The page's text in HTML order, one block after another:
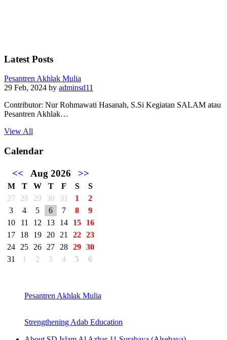
Latest Posts
Pesantren Akhlak Mulia
29 Feb, 2024 by adminsd11
Contributor: Nur Rohmawati Hasanah, S.Si Kegiatan SALAM atau
Pesantren Akhlak…
View All
Calendar
<< Aug 2026 >>
M T W T F S
S
27
28 29 30 31 1
2
3
4 5 6 7 8
9
10
11 12 13 14 15
16
17
18 19 20 21 22 23
24
25 26 27 28 29 30
31
1 2 3 4 5 6
Pesantren Akhlak Mulia
Strengthening Adab Education